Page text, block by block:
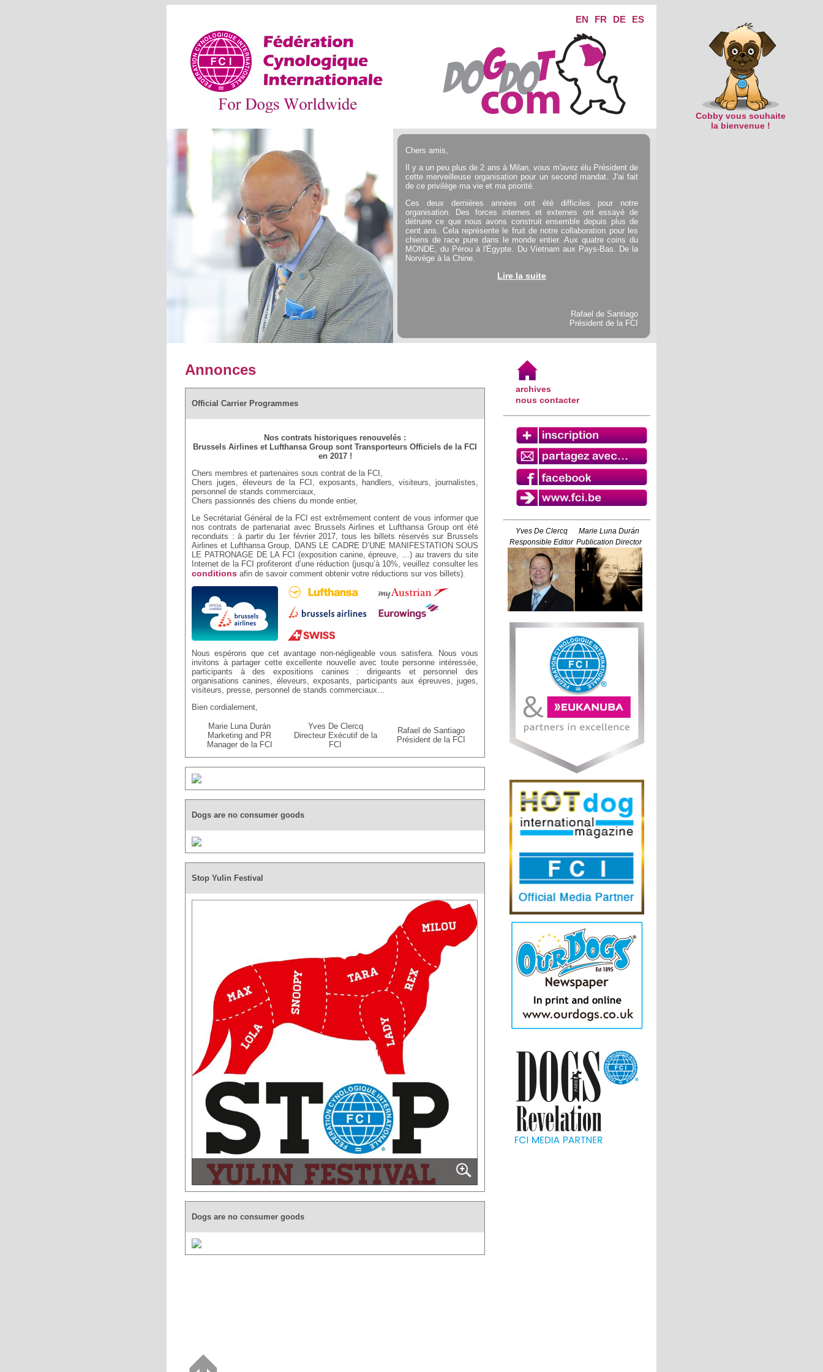
EN FR DE ES
Cobby vous souhaite
la bienvenue !
Chers amis,
Il y a un peu plus de 2 ans à Milan, vous m'avez élu Président de
cette merveilleuse organisation pour un second mandat. J'ai fait
de ce privilège ma vie et ma priorité.
Ces deux dernières années ont été difficiles pour notre
organisation. Des forces internes et externes ont essayé de
détruire ce que nous avons construit ensemble depuis plus de
cent ans. Cela représente le fruit de notre collaboration pour les
chiens de race pure dans le monde entier. Aux quatre coins du
MONDE, du Pérou à l'Égypte. Du Vietnam aux Pays-Bas. De la
Norvège à la Chine.
Lire la suite
Rafael de Santiago
Président de la FCI
Annonces
Official Carrier Programmes
Nos contrats historiques renouvelés :
Brussels Airlines et Lufthansa Group sont Transporteurs Officiels de la FCI
en 2017 !
Chers membres et partenaires sous contrat de la FCI,
Chers juges, éleveurs de la FCI, exposants, handlers, visiteurs, journalistes,
personnel de stands commerciaux,
Chers passionnés des chiens du monde entier,
Le Secrétariat Général de la FCI est extrêmement content de vous informer que
nos contrats de partenariat avec Brussels Airlines et Lufthansa Group ont été
reconduits : à partir du 1er février 2017, tous les billets réservés sur Brussels
Airlines et Lufthansa Group, DANS LE CADRE D’UNE MANIFESTATION SOUS
LE PATRONAGE DE LA FCI (exposition canine, épreuve, …) au travers du site
Internet de la FCI profiteront d’une réduction (jusqu’à 10%, veuillez consulter les
conditions afin de savoir comment obtenir votre réductions sur vos billets).
Nous espérons que cet avantage non-négligeable vous satisfera. Nous vous
invitons à partager cette excellente nouvelle avec toute personne intéressée,
participants à des expositions canines : dirigeants et personnel des
organisations canines, éleveurs, exposants, participants aux épreuves, juges,
visiteurs, presse, personnel de stands commerciaux…
Bien cordialement,
Marie Luna Durán
Marketing and PR
Manager de la FCI
Yves De Clercq
Directeur Exécutif de la
FCI
Rafael de Santiago
Président de la FCI
Dogs are no consumer goods
Stop Yulin Festival
Dogs are no consumer goods
archives
nous contacter
Yves De Clercq
Responsible Editor
Marie Luna Durán
Publication Director